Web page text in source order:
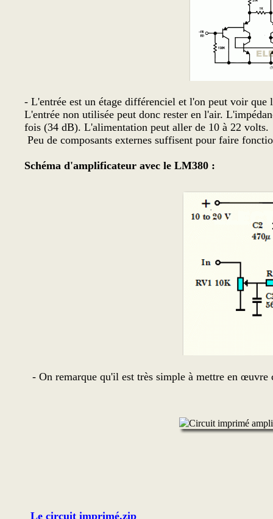
- L'entrée est un étage différenciel et l'on peut voir que
L'entrée non utilisée peut donc rester en l'air.
fois (34 dB). L'alimentation peut aller de 10 à 22 volts.
Peu de composants externes suffisent pour faire
Schéma d'amplificateur avec le LM380 :
- On remarque qu'il est très simple à mettre en œuvre
Le circuit imprimé.zip